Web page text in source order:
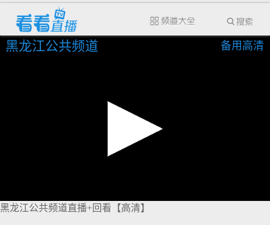
黑龙江公共频道 备用高清
黑龙江公共频道直播+回看【高清】